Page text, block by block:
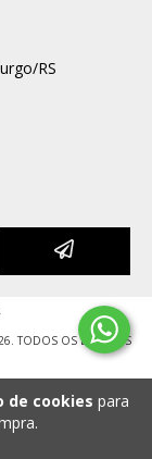
de cookies para
RS
TODOS OS DIREITOS